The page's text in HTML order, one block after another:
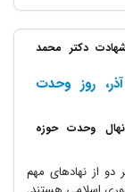
دکتر محمد
روز وحدت
وحدت حوزه
از نهادهای مهم